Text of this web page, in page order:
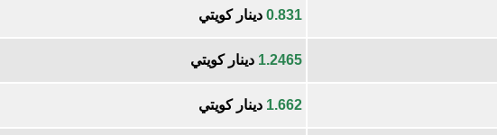
0.831 دينار كويتي
1.2465 دينار كويتي
1.662 دينار كويتي